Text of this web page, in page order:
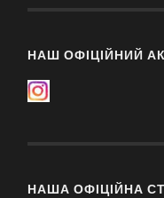
НАШ ОФІЦІЙНИЙ
НАША ОФІЦІЙНА